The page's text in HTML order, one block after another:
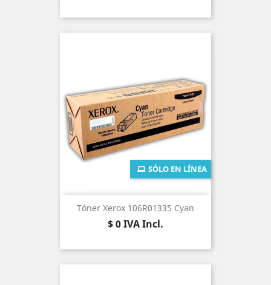
Tóner Xerox 106R01335 Cyan
Precio
$ 0IVA Incl.
SÓLO EN LÍNEA